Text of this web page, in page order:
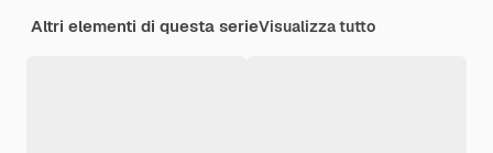
Altri elementi di questa serieVisualizza tutto